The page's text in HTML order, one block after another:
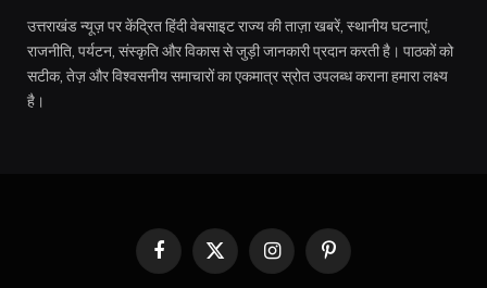
उत्तराखंड न्यूज़ पर केंद्रित हिंदी वेबसाइट राज्य की ताज़ा खबरें, स्थानीय घटनाएं,
राजनीति, पर्यटन, संस्कृति और विकास से जुड़ी जानकारी प्रदान करती है। पाठकों को
सटीक, तेज़ और विश्वसनीय समाचारों का एकमात्र स्रोत उपलब्ध कराना हमारा लक्ष्य
है।
Facebook
X
InstagramPinterest